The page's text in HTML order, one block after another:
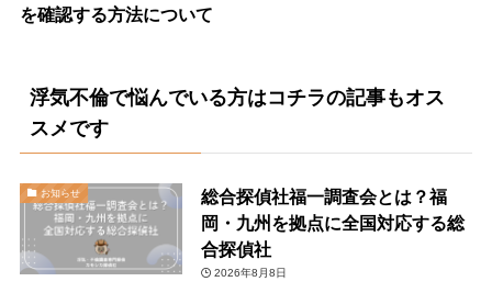
を確認する方法について
浮気不倫で悩んでいる方はコチラの記事もオス
スメです
お知らせ
総合探偵社福一調査会とは？福
岡・九州を拠点に全国対応する総
合探偵社
2026年8月8日